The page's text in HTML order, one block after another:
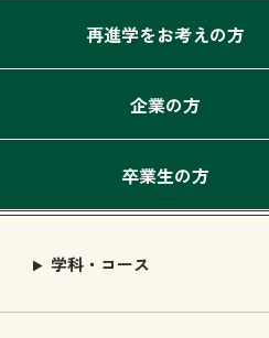
再進学をお考えの方
企業の方
卒業生の方
学科・コース